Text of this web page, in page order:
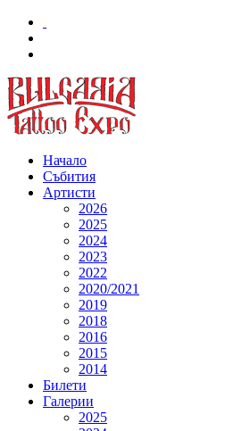
Начало
Събития
Артисти
2026
2025
2024
2023
2022
2020/2021
2019
2018
2016
2015
2014
Билети
Галерии
2025